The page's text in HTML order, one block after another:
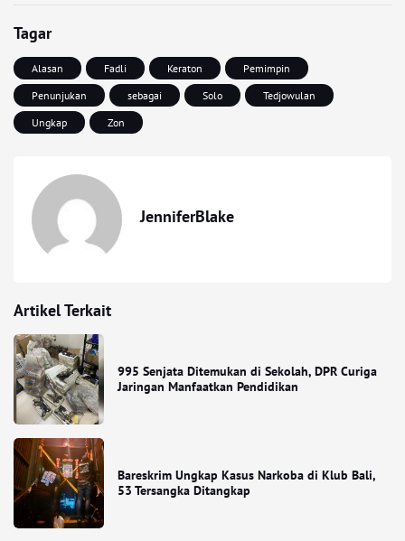
Tagar
Alasan Fadli Keraton
Pemimpin
Penunjukan
sebagai Solo
Tedjowulan
Ungkap
Zon
JenniferBlake
Artikel Terkait
995 Senjata Ditemukan di Sekolah, DPR Curiga
Jaringan Manfaatkan Pendidikan
Bareskrim Ungkap Kasus Narkoba di Klub Bali,
53 Tersangka Ditangkap